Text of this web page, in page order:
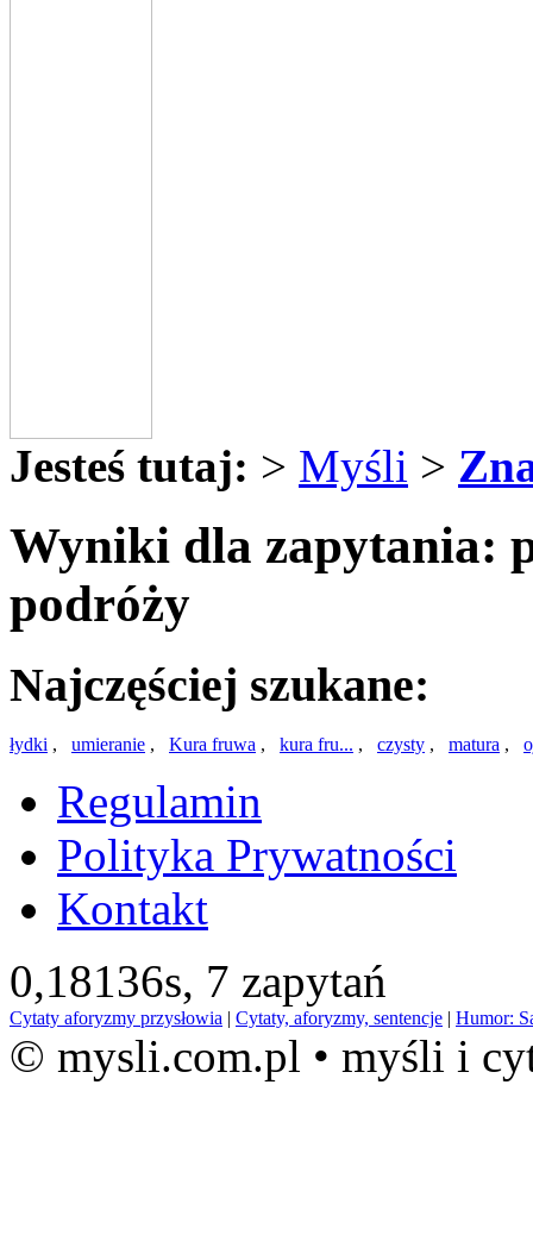
Jesteś tutaj: > Myśli >
Wyniki dla zapytania:
podróży
Najczęściej szukane:
łydki , umieranie , Kura fruwa , kura fru... , czysty , matura ,
Regulamin
Polityka Prywatności
Kontakt
0,18136s, 7 zapytań
Cytaty aforyzmy przysłowia | Cytaty, aforyzmy, sentencje | Humor:
© mysli.com.pl • myśli i